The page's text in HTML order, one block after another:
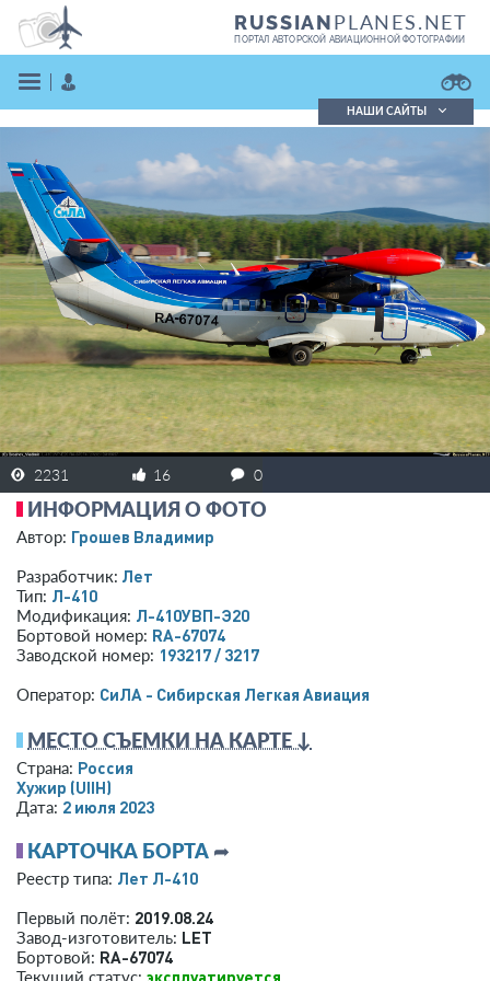
RUSSIANPLANES.NET
ПОРТАЛ АВТОРСКОЙ АВИАЦИОННОЙ ФОТОГРАФИИ
ВОЙТИ
ЗАРЕГИСТРИРОВАТЬСЯ
Поиск фотографий
Поиск в реестре
Кратко
Подробно
НАШИ САЙТЫ
2231 16 0
ИНФОРМАЦИЯ О ФОТО
Автор: Грошев Владимир
Разработчик: Лет
Тип: Л-410
Модификация: Л-410УВП-Э20
Бортовой номер: RA-67074
Заводской номер: 193217 / 3217
Оператор: СиЛА - Сибирская Легкая Авиация
МЕСТО СЪЕМКИ НА КАРТЕ ↓
Страна: Россия
Хужир (UIIH)
Дата: 2 июля 2023
КАРТОЧКА БОРТА ➦
Реестр типа: Лет Л-410
Первый полёт: 2019.08.24
Завод-изготовитель: LET
Бортовой: RA-67074
Текущий статус: эксплуатируется